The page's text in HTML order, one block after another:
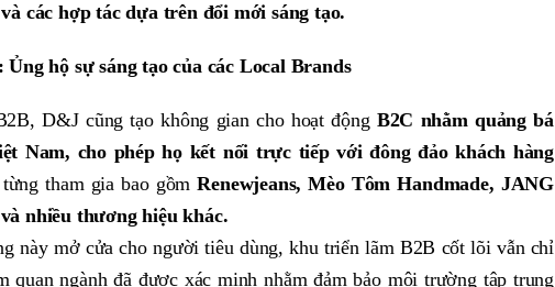
các hợp tác dựa trên đổi mới sáng tạo.
hộ sự sáng tạo của các Local Brands
D&J cũng tạo không gian cho hoạt động B2C nhằm quảng bá
Nam, cho phép họ kết nối trực tiếp với đông đảo khách hàng
tham gia bao gồmRenewjeans, Mèo Tôm Handmade, JANG
nhiều thương hiệu khác.
này mở cửa cho người tiêu dùng, khu triển lãm B2B cốt lõi vẫn chỉ
quan ngành đã được xác minh nhằm đảm bảo môi trường tập trung